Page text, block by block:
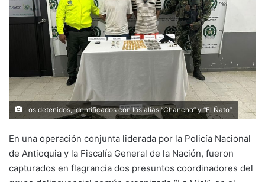
Los detenidos, identificados con los alias “Chancho” y “El Ñato”
En una operación conjunta liderada por la Policía Nacional
de Antioquia y la Fiscalía General de la Nación, fueron
capturados en flagrancia dos presuntos coordinadores del